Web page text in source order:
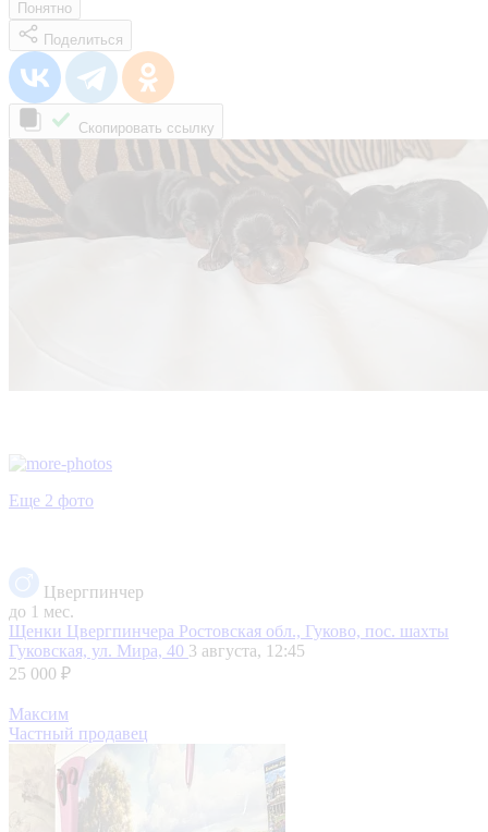
Понятно
Поделиться
Скопировать ссылку
Еще 2 фото
Цвергпинчер
до 1 мес.
Щенки Цвергпинчера Ростовская обл., Гуково, пос. шахты
Гуковская, ул. Мира, 40 3 августа, 12:45
25 000 ₽
Максим
Частный продавец